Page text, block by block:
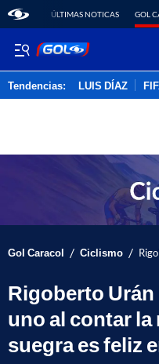
ÚLTIMAS NOTICAS GOL
Tendencias: LUIS DÍAZ
Gol Caracol / Ciclismo /
Rigoberto Urán
uno al contar la
suegra es feliz